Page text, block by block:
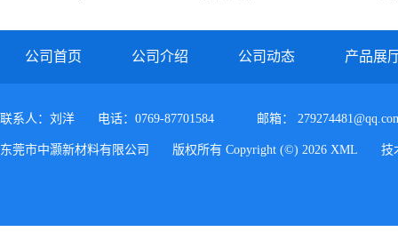
公司首页 公司介绍 公司动态 产品展
联系人：刘洋 电话：0769-87701584 邮箱：
东莞市中灏新材料有限公司 版权所有 Copyright (©) 2026 XML 技